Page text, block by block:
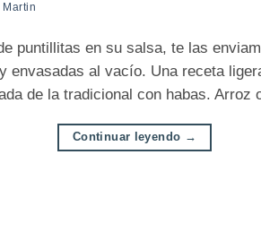
puntillitas en su salsa, te las
envasadas al vacío. Una receta
de la tradicional con habas. Arroz
Continuar leyendo →